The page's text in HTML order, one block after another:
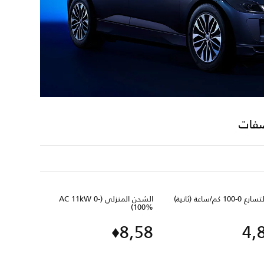
الشحن المنزلي (AC 11kW 0-
100%)
8,58♦